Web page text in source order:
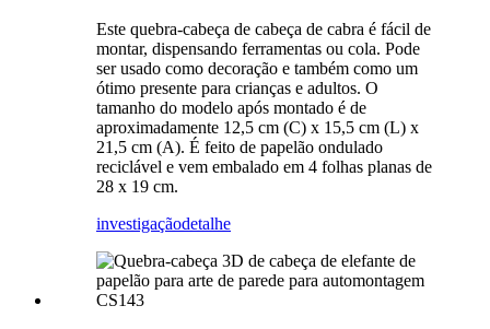
Este quebra-cabeça de cabeça de cabra é fácil de
montar, dispensando ferramentas ou cola. Pode
ser usado como decoração e também como um
ótimo presente para crianças e adultos. O
tamanho do modelo após montado é de
aproximadamente 12,5 cm (C) x 15,5 cm (L) x
21,5 cm (A). É feito de papelão ondulado
reciclável e vem embalado em 4 folhas planas de
28 x 19 cm.
investigaçãodetalhe